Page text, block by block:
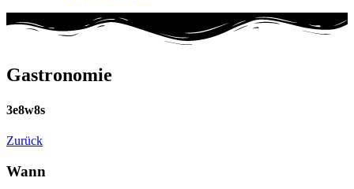
Gastronomie
3e8w8s
Zurück
Wann